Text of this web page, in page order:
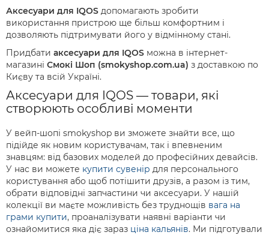
Аксесуари для IQOS допомагають зробити
використання пристрою ще більш комфортним і
дозволяють підтримувати його у відмінному стані.
Придбати аксесуари для IQOS можна в інтернет-
магазині Смокі Шоп (smokyshop.com.ua) з доставкою по
Києву та всій Україні.
Аксесуари для IQOS — товари, які
створюють особливі моменти
У вейп-шопі smokyshop ви зможете знайти все, що
підійде як новим користувачам, так і впевненим
знавцям: від базових моделей до професійних девайсів.
У нас ви можете купити сувенір для персонального
користування або щоб потішити друзів, а разом із тим,
обрати відповідні запчастини чи аксесуари. У нашій
колекції ви маєте можливість без труднощів вага на
грами купити, проаналізувати наявні варіанти чи
ознайомитися яка діє зараз ціна кальянів. Ми підготували